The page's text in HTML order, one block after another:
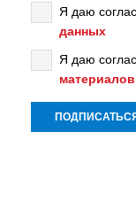
Я даю
данных
Я даю
материалов